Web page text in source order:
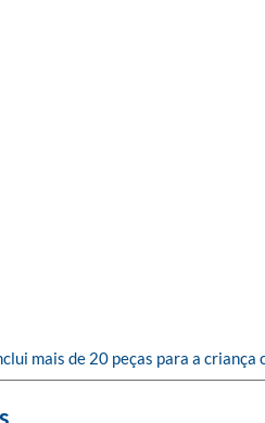
mais de 20 peças para a